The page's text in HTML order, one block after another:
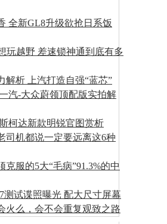
全新GL8升级欲抢日系饭
玩越野 差速锁神通到底有多
解析 上汽打造自强“蓝芯”
汽-大众蔚领顶配版实拍解
柯达新款明锐官图赏析
司机都说一定要远离这6种
克服的5大“毛病”91.3%的中
测试谍照曝光 配大尺寸屏幕
火么，会不会重复观致之路